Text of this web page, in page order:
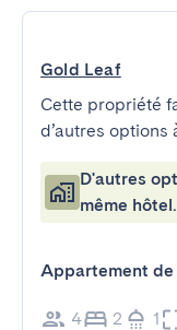
Gold Leaf
Cette propriété
d’autres options
D'autres
même hôtel.
Appartement
4 2 1